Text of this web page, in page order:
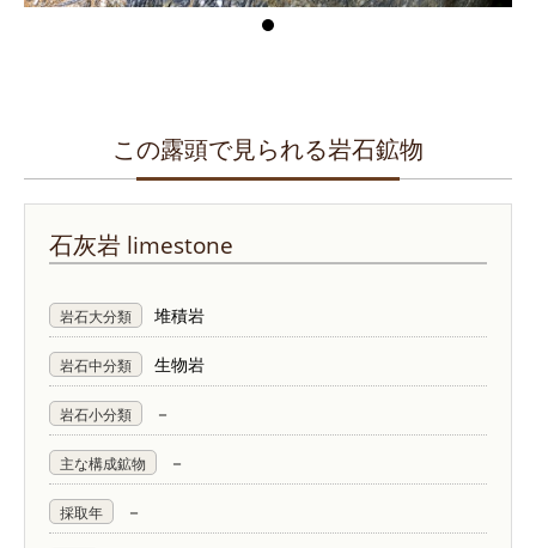
この露頭で見られる岩石鉱物
石灰岩 limestone
岩石大分類 堆積岩
岩石中分類 生物岩
岩石小分類 －
主な構成鉱物 －
採取年 －